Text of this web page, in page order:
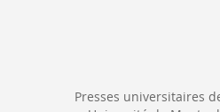
Presses universitaires